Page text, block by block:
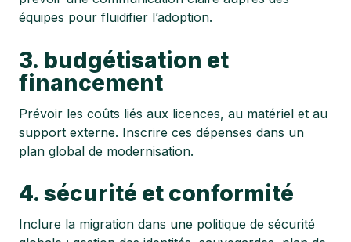
équipes pour fluidifier l’adoption.
3. budgétisation et
financement
Prévoir les coûts liés aux licences, au matériel et au
support externe. Inscrire ces dépenses dans un
plan global de modernisation.
4. sécurité et conformité
Inclure la migration dans une politique de sécurité